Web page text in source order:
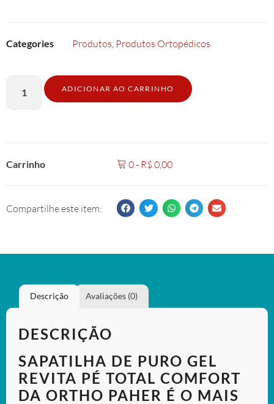
Categories Produtos, Produtos Ortopédicos
ADICIONAR AO CARRINHO
Carrinho 0- R$0,00
Compartilhe este item:
Descrição Avaliações (0)
DESCRIÇÃO
SAPATILHA DE PURO GEL
REVITA PÉ TOTAL COMFORT
DA ORTHO PAHER É O MAIS